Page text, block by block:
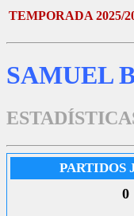
TEMPORADA 2025/
SAMUEL
PARTIDOS
0